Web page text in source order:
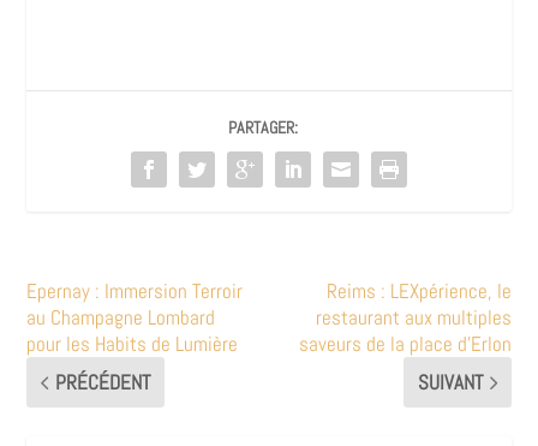
PARTAGER:
Epernay : Immersion Terroir
au Champagne Lombard
pour les Habits de Lumière
PRÉCÉDENT
Reims : LEXpérience, le
restaurant aux multiples
saveurs de la place d’Erlon
SUIVANT